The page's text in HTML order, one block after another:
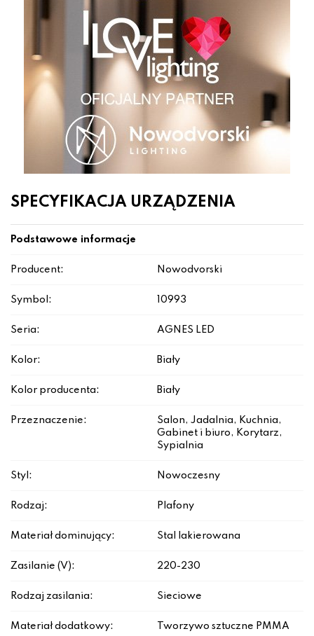
SPECYFIKACJA URZĄDZENIA
Podstawowe informacje
Producent: Nowodvorski
Symbol: 10993
Seria: AGNES LED
Kolor: Biały
Kolor producenta: Biały
Przeznaczenie:
Salon, Jadalnia, Kuchnia,
Gabinet i biuro, Korytarz,
Sypialnia
Styl: Nowoczesny
Rodzaj: Plafony
Materiał dominujący: Stal lakierowana
Zasilanie (V): 220-230
Rodzaj zasilania: Sieciowe
Materiał dodatkowy: Tworzywo sztuczne PMMA